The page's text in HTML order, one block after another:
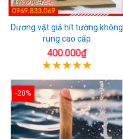
Dương vật giả hít tường không
rung cao cấp
400.000₫
-20%